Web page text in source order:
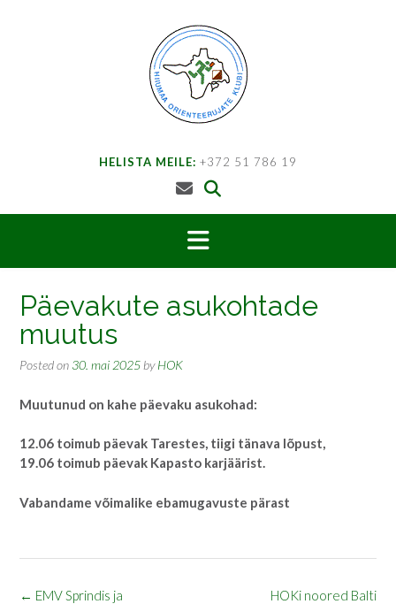
HELISTA MEILE: +372 51 786 19
Päevakute asukohtade
muutus
Posted on 30. mai 2025 byHOK
Muutunud on kahe päevaku asukohad:
12.06 toimub päevak Tarestes, tiigi tänava lõpust,
19.06 toimub päevak Kapasto karjäärist.
Vabandame võimalike ebamugavuste pärast
Post
HOKi noored Balti
← EMV Sprindis ja